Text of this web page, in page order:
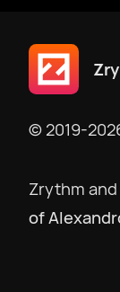
Bokmål
Português
© 2019-
Zrythm
of